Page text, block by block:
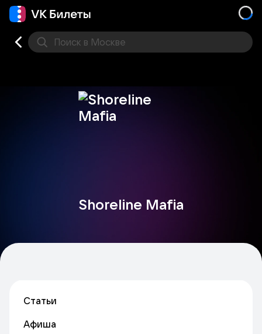
Поиск в Москве
Shoreline Mafia
Статьи
Афиша